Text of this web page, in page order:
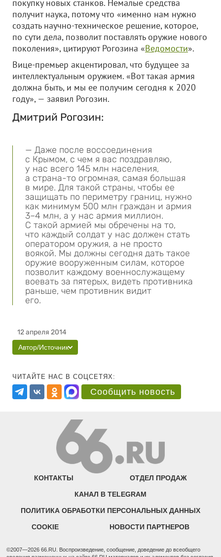
покупку новых станков. Немалые средства
получит наука, потому что «именно нам нужно
создать научно-техническое решение, которое,
по сути дела, позволит поставлять оружие нового
поколения», цитируют Рогозина «Ведомости».
Вице-премьер акцентировал, что будущее за
интеллектуальным оружием. «Вот такая армия
должна быть, и мы ее получим сегодня к 2020
году», — заявил Рогозин.
Дмитрий Рогозин:
— Даже после воссоединения
с Крымом, с чем я вас поздравляю,
у нас всего 145 млн населения,
а страна-то огромная, самая большая
в мире. Для такой страны, чтобы ее
защищать по периметру границ, нужно
как минимум 500 млн граждан и армия
3–4 млн, а у нас армия миллион.
С такой армией мы обречены на то,
что каждый солдат у нас должен стать
оператором оружия, а не просто
воякой. Мы должны сегодня дать такое
оружие вооруженным силам, которое
позволит каждому военнослужащему
воевать за пятерых, видеть противника
раньше, чем противник видит
его.
12 апреля 2014
Автор/Источник
ЧИТАЙТЕ НАС В СОЦСЕТЯХ:
Сообщить новость
КОНТАКТЫ ОТДЕЛ ПРОДАЖ
КАНАЛ В TELEGRAM
ПОЛИТИКА ОБРАБОТКИ ПЕРСОНАЛЬНЫХ ДАННЫХ
COOKIE НОВОСТИ ПАРТНЕРОВ
©2007—2026 66.RU. Воспроизведение, сообщение, доведение до всеобщего